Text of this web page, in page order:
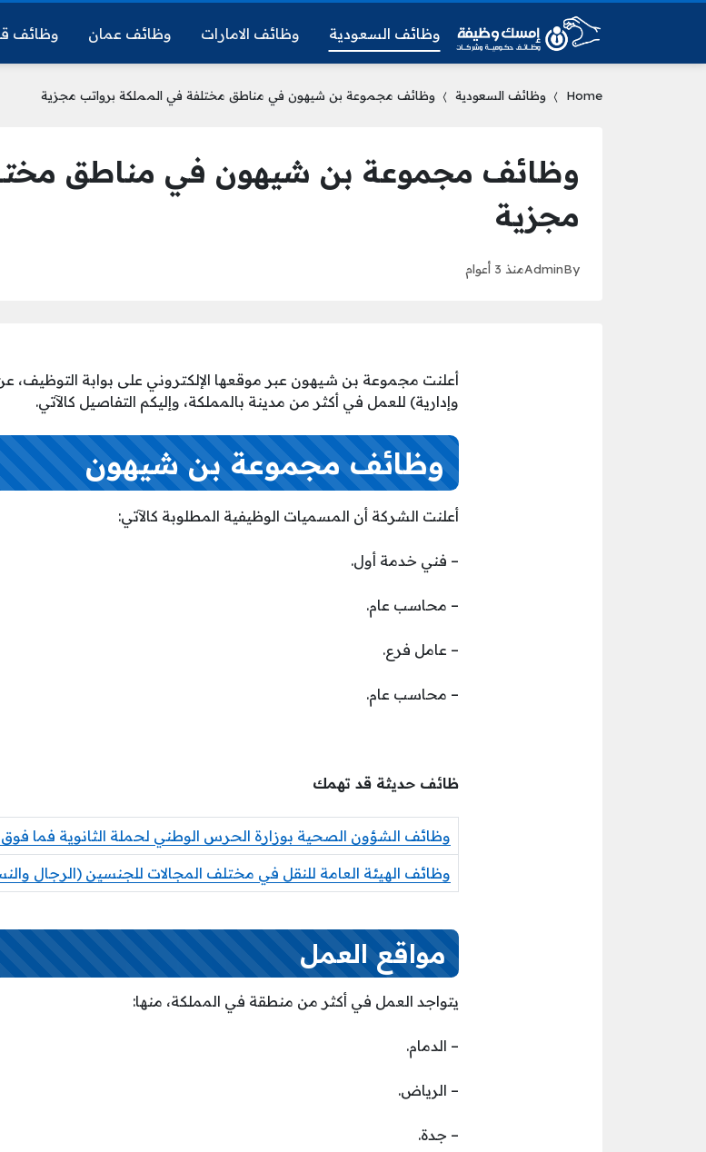
وظائف السعودية وظائف الامارات وظائف عمان وظائف
Home وظائف السعودية وظائف مجموعة بن شيهون في مناطق مختلفة في المملكة برواتب مجزية
وظائف مجموعة بن شيهون في مناطق
مجزية
By
Adminمنذ 3 أعوام
أعلنت مجموعة بن شيهون عبر موقعها الإلكتروني على بوابة التوظيف،
وإدارية) للعمل في أكثر من مدينة بالمملكة، وإليكم التفاصيل كالآتي.
وظائف مجموعة بن شيهون
أعلنت الشركة أن المسميات الوظيفية المطلوبة كالآتي:
– فني خدمة أول.
– محاسب عام.
– عامل فرع.
– محاسب عام.
ظائف حديثة قد تهمك
وظائف الشؤون الصحية بوزارة الحرس الوطني لحملة الثانوية فما فوق
وظائف الهيئة العامة للنقل في مختلف المجالات للجنسين (الرجال
مواقع العمل
يتواجد العمل في أكثر من منطقة في المملكة، منها:
– الدمام.
– الرياض.
– جدة.